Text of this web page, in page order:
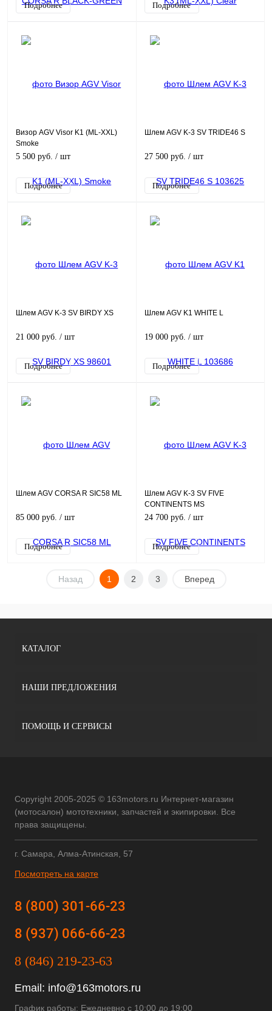
Подробнее Подробнее
Визор AGV Visor K1 (ML-XXL)
Smoke
5 500 руб. / шт
Подробнее
Шлем AGV K-3 SV TRIDE46 S
27 500 руб. / шт
Подробнее
Шлем AGV K-3 SV BIRDY XS
21 000 руб. / шт
Подробнее
Шлем AGV K1 WHITE L
19 000 руб. / шт
Подробнее
Шлем AGV CORSA R SIC58 ML
85 000 руб. / шт
Подробнее
Шлем AGV K-3 SV FIVE
CONTINENTS MS
24 700 руб. / шт
Подробнее
Назад 1 2 3 Вперед
КАТАЛОГ
НАШИ ПРЕДЛОЖЕНИЯ
ПОМОЩЬ И СЕРВИСЫ
Copyright 2005-2025 © 163motors.ru Интернет-магазин
(мотосалон) мототехники, запчастей и экипировки. Все
права защищены.
г. Самара, Алма-Атинская, 57
Посмотреть на карте
8 (800) 301-66-23
8 (937) 066-66-23
8 (846) 219-23-63
Email: info@163motors.ru
График работы: Ежедневно с 10:00 до 19:00